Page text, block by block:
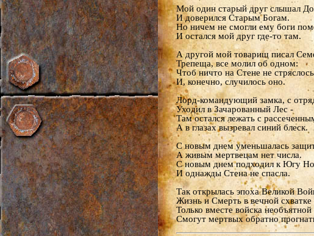
Мой один старый друг слышал
И доверился Старым Богам.
Но ничем не смогли ему боги
И остался мой друг где-то там.
А другой мой товарищ писал
Трепеща, все молил об одном:
Чтоб ничто на Стене не
И, конечно, случилось оно.
Лорд-командующий замка, с
Уходил в Зачарованный Лес -
Там остался лежать с
А в глазах вызревал синий блеск.
С новым днем уменьшалась
А живым мертвецам нет числа.
С новым днем подходил к Югу
И однажды Стена не спасла.
Так открылась эпоха Великой
Жизнь и Смерть в вечной схватке
Только вместе войска
Смогут мертвых обратно